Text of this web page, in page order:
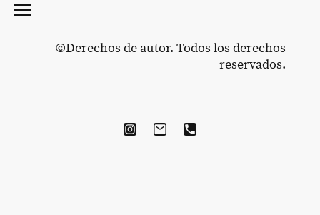
©Derechos de autor. Todos los derechos
reservados.